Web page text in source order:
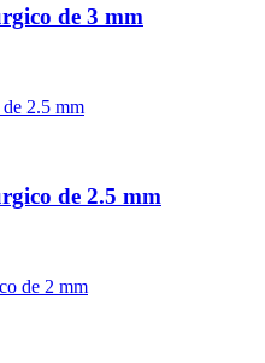
de 3 mm
de 2.5 mm